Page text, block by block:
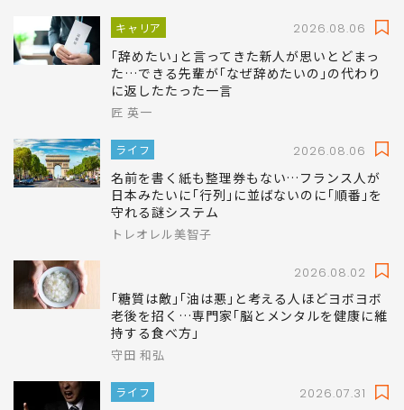
キャリア 2026.08.06
｢辞めたい｣と言ってきた新人が思いとどまっ
た…できる先輩が｢なぜ辞めたいの｣の代わり
に返したたった一言
匠 英一
ライフ 2026.08.06
名前を書く紙も整理券もない…フランス人が
日本みたいに｢行列｣に並ばないのに｢順番｣を
守れる謎システム
トレオレル美智子
2026.08.02
｢糖質は敵｣｢油は悪｣と考える人ほどヨボヨボ
老後を招く…専門家｢脳とメンタルを健康に維
持する食べ方｣
守田 和弘
ライフ 2026.07.31